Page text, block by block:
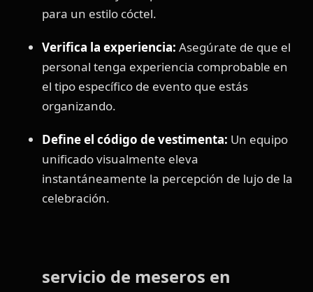
para un estilo cóctel.
Verifica la experiencia: Asegúrate de que el
personal tenga experiencia comprobable en
el tipo específico de evento que estás
organizando.
Define el código de vestimenta: Un equipo
unificado visualmente eleva
instantáneamente la percepción de lujo de la
celebración.
servicio de meseros en